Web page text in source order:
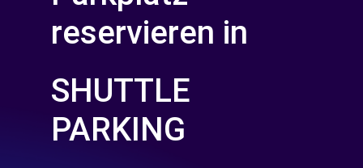
reservieren in
SHUTTLE
PARKING